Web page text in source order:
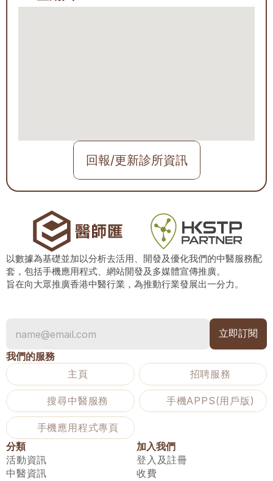
回報/更新診所資訊
以數據為基礎並加以分析去活用、開發及優化我們的中醫服務配
套，包括手機應用程式、網站開發及多媒體宣傳推廣。
旨在向大眾推廣香港中醫行業，為推動行業發展出一分力。
我們的服務
主頁
招聘服務
搜尋中醫服務 手機APPS(用戶版)
手機應用程式專頁
分類
活動資訊
中醫資訊
加入我們
登入及註冊
收費